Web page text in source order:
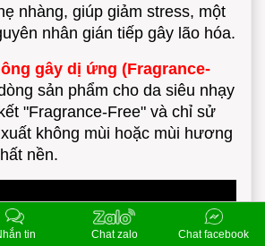
nhàng, giúp giảm stress, một
nhân gián tiếp gây lão hóa.
gây dị ứng (Fragrance-
sản phẩm cho da siêu nhạy
"Fragrance-Free" và chỉ sử
không mùi hoặc mùi hương
nền.
tin Chat zalo Chat facebook